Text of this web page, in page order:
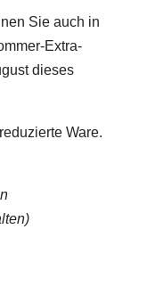
Sie auch in
Extra-
dieses
Ware.